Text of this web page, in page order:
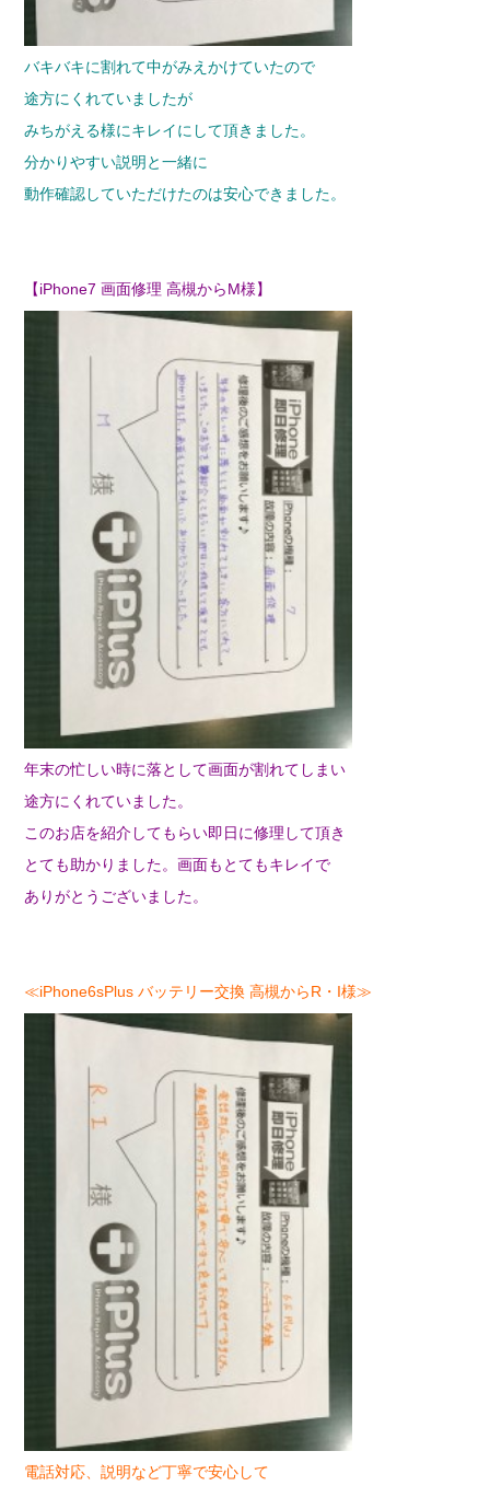
バキバキに割れて中がみえかけていたので
途方にくれていましたが
みちがえる様にキレイにして頂きました。
分かりやすい説明と一緒に
動作確認していただけたのは安心できました。
【iPhone7 画面修理 高槻からM様】
年末の忙しい時に落として画面が割れてしまい
途方にくれていました。
このお店を紹介してもらい即日に修理して頂き
とても助かりました。画面もとてもキレイで
ありがとうございました。
≪iPhone6sPlus バッテリー交換 高槻からR・I様≫
電話対応、説明など丁寧で安心して